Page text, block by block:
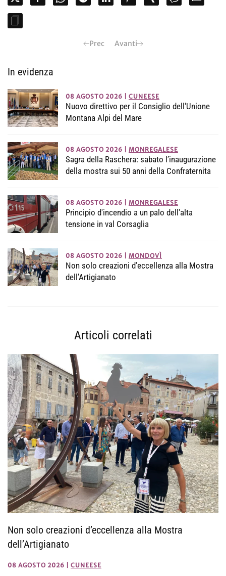
Prec Avanti
In evidenza
08 AGOSTO 2026 CUNEESE
Nuovo direttivo per il Consiglio dell'Unione
Montana Alpi del Mare
08 AGOSTO 2026 MONREGALESE
Sagra della Raschera: sabato l’inaugurazione
della mostra sui 50 anni della Confraternita
08 AGOSTO 2026 MONREGALESE
Principio d'incendio a un palo dell'alta
tensione in val Corsaglia
08 AGOSTO 2026 MONDOVÌ
Non solo creazioni d’eccellenza alla Mostra
dell’Artigianato
Articoli correlati
Non solo creazioni d’eccellenza alla Mostra
dell’Artigianato
08 AGOSTO 2026 CUNEESE